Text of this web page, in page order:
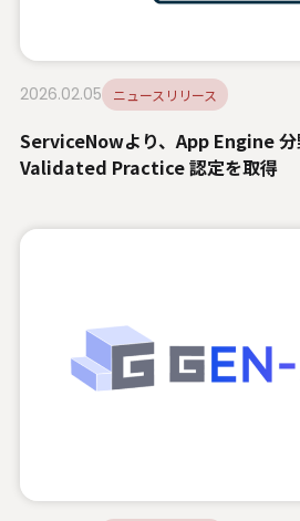
2026.02.05 ニュースリリース
ServiceNowより、App Engine 分
Validated Practice 認定を取得